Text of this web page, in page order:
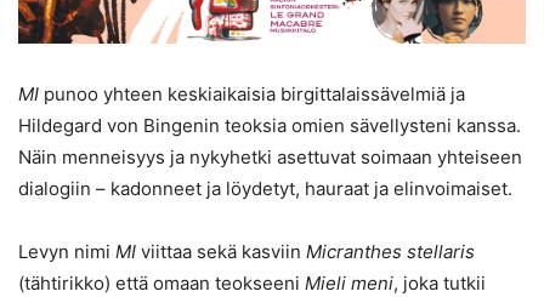
MI punoo yhteen keskiaikaisia birgittalaissävelmiä ja
Hildegard von Bingenin teoksia omien sävellysteni kanssa.
Näin menneisyys ja nykyhetki asettuvat soimaan yhteiseen
dialogiin – kadonneet ja löydetyt, hauraat ja elinvoimaiset.
Levyn nimi MI viittaa sekä kasviin Micranthes stellaris
(tähtirikko) että omaan teokseeni Mieli meni, joka tutkii